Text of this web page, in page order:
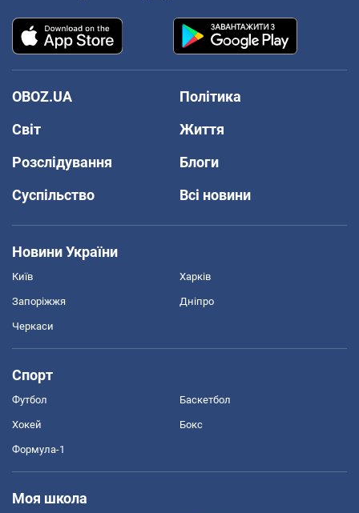
OBOZ.UA
Політика
Світ
Життя
Розслідування
Блоги
Суспільство
Всі новини
Новини України
Київ Харків
Запоріжжя Дніпро
Черкаси
Спорт
Футбол Баскетбол
Хокей Бокс
Формула-1
Моя школа